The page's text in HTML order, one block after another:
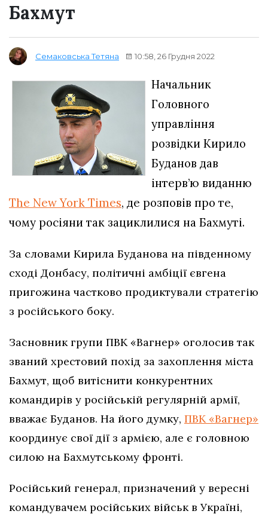
Бахмут
Семаковська Тетяна 10:58, 26 Грудня 2022
Начальник
Головного
управління
розвідки Кирило
Буданов дав
інтерв’ю виданню
The New York Times, де розповів про те,
чому росіяни так зациклилися на Бахмуті.
За словами Кирила Буданова на південному
сході Донбасу, політичні амбіції євгена
пригожина частково продиктували стратегію
з російського боку.
Засновник групи ПВК «Вагнер» оголосив так
званий хрестовий похід за захоплення міста
Бахмут, щоб витіснити конкурентних
командирів у російській регулярній армії,
вважає Буданов. На його думку, ПВК «Вагнер»
координує свої дії з армією, але є головною
силою на Бахмутському фронті.
Російський генерал, призначений у вересні
командувачем російських військ в Україні,